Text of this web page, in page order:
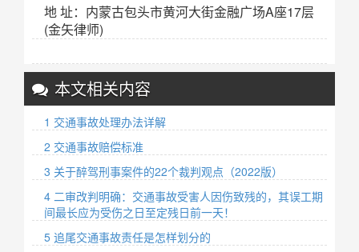
地 址：内蒙古包头市黄河大街金融广场A座17层
(金矢律师)
本文相关内容
1 交通事故处理办法详解
2 交通事故赔偿标准
3 关于醉驾刑事案件的22个裁判观点（2022版）
4 二审改判明确：交通事故受害人因伤致残的，其误工期
间最长应为受伤之日至定残日前一天！
5 追尾交通事故责任是怎样划分的